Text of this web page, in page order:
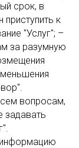
срок, в
приступить к
"Услуг"; –
за разумную
вопросам,
задавать